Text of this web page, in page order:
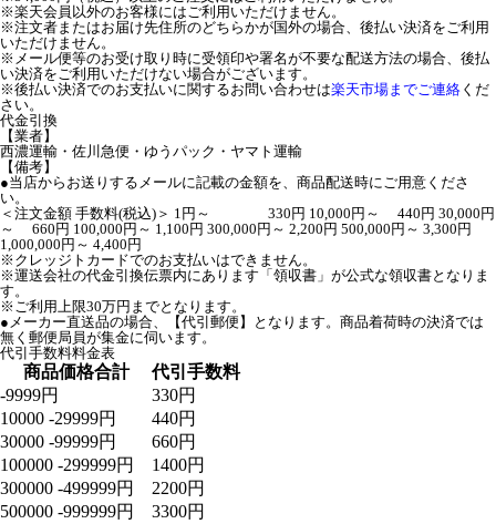
※楽天会員以外のお客様にはご利用いただけません。
※注文者またはお届け先住所のどちらかが国外の場合、後払い決済をご利用
いただけません。
※メール便等のお受け取り時に受領印や署名が不要な配送方法の場合、後払
い決済をご利用いただけない場合がございます。
※後払い決済でのお支払いに関するお問い合わせは楽天市場までご連絡 くだ
さい。
代金引換
【業者】
西濃運輸・佐川急便・ゆうパック・ヤマト運輸
【備考】
●当店からお送りするメールに記載の金額を、商品配送時にご用意くださ
い。
＜注文金額 手数料(税込)＞ 1円～ 330円 10,000円～ 440円 30,000円
～ 660円 100,000円～ 1,100円 300,000円～ 2,200円 500,000円～ 3,300円
1,000,000円～ 4,400円
※クレッジトカードでのお支払いはできません。
※運送会社の代金引換伝票内にあります「領収書」が公式な領収書となりま
す。
※ご利用上限30万円までとなります。
●メーカー直送品の場合、【代引郵便】となります。商品着荷時の決済では
無く郵便局員が集金に伺います。
代引手数料料金表
商品価格合計
代引手数料
-9999円
330円
10000 -29999円
440円
30000 -99999円
660円
100000 -299999円
1400円
300000 -499999円
2200円
500000 -999999円
3300円